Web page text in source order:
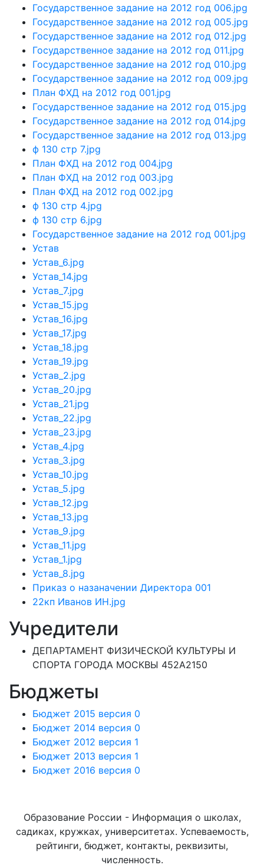
Государственное задание на 2012 год 006.jpg
Государственное задание на 2012 год 005.jpg
Государственное задание на 2012 год 012.jpg
Государственное задание на 2012 год 011.jpg
Государственное задание на 2012 год 010.jpg
Государственное задание на 2012 год 009.jpg
План ФХД на 2012 год 001.jpg
Государственное задание на 2012 год 015.jpg
Государственное задание на 2012 год 014.jpg
Государственное задание на 2012 год 013.jpg
ф 130 стр 7.jpg
План ФХД на 2012 год 004.jpg
План ФХД на 2012 год 003.jpg
План ФХД на 2012 год 002.jpg
ф 130 стр 4.jpg
ф 130 стр 6.jpg
Государственное задание на 2012 год 001.jpg
Устав
Устав_6.jpg
Устав_14.jpg
Устав_7.jpg
Устав_15.jpg
Устав_16.jpg
Устав_17.jpg
Устав_18.jpg
Устав_19.jpg
Устав_2.jpg
Устав_20.jpg
Устав_21.jpg
Устав_22.jpg
Устав_23.jpg
Устав_4.jpg
Устав_3.jpg
Устав_10.jpg
Устав_5.jpg
Устав_12.jpg
Устав_13.jpg
Устав_9.jpg
Устав_11.jpg
Устав_1.jpg
Устав_8.jpg
Приказ о назаначении Директора 001
22кп Иванов ИН.jpg
Учредители
ДЕПАРТАМЕНТ ФИЗИЧЕСКОЙ КУЛЬТУРЫ И
СПОРТА ГОРОДА МОСКВЫ 452А2150
Бюджеты
Бюджет 2015 версия 0
Бюджет 2014 версия 0
Бюджет 2012 версия 1
Бюджет 2013 версия 1
Бюджет 2016 версия 0
Образование России - Информация о школах,
садиках, кружках, университетах. Успеваемость,
рейтинги, бюджет, контакты, реквизиты,
численность.